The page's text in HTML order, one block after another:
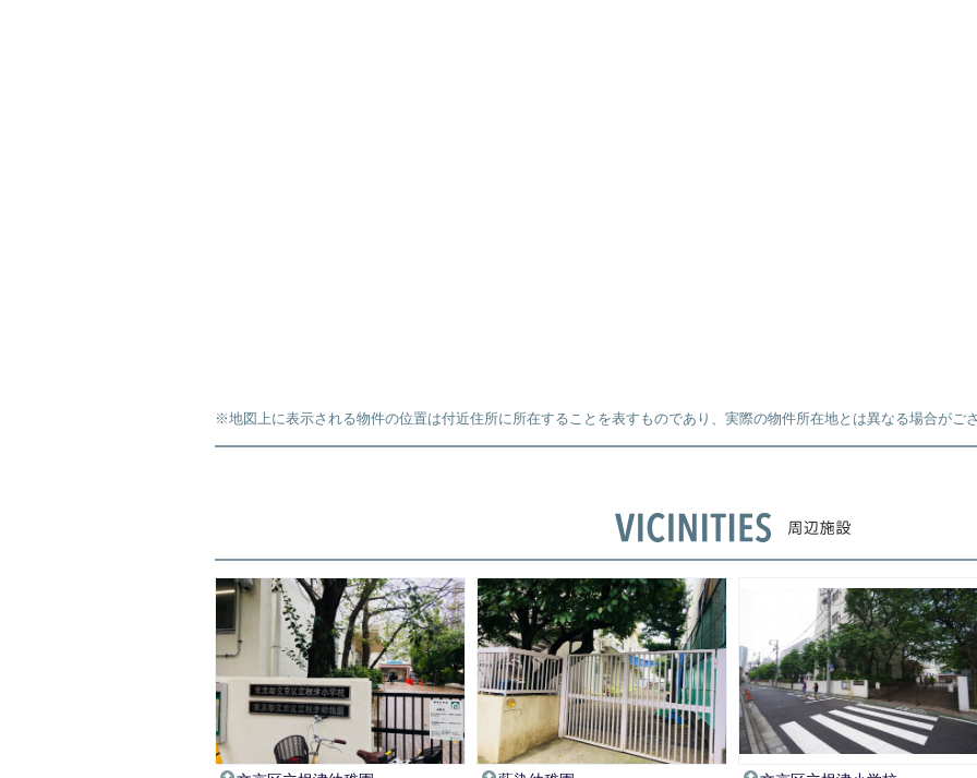
※地図上に表示される物件の位置は付近住所に所在することを表すものであり、実際の物件所在地とは異なる場合がござ